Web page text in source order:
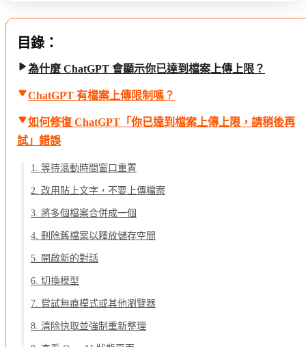
目錄：
為什麼 ChatGPT 會顯示你已達到檔案上傳上限？
ChatGPT 有檔案上傳限制嗎？
如何修復 ChatGPT「你已達到檔案上傳上限，請稍後再
試」錯誤
1. 等待滾動時間窗口重置
2. 改用貼上文字，不要上傳檔案
3. 將多個檔案合併成一個
4. 刪除舊檔案以釋放儲存空間
5. 開啟新的對話
6. 切換模型
7. 嘗試無痕模式或其他瀏覽器
8. 清除快取並強制重新整理